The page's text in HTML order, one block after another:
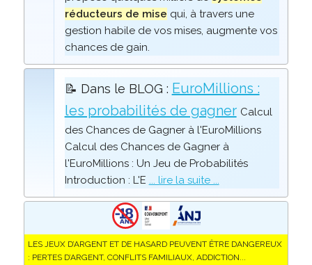
réducteurs de mise qui, à travers une
gestion habile de vos mises, augmente vos
chances de gain.
📝 Dans le BLOG : EuroMillions :
les probabilités de gagner Calcul
des Chances de Gagner à l'EuroMillions
Calcul des Chances de Gagner à
l'EuroMillions : Un Jeu de Probabilités
Introduction : L'E ... lire la suite ...
LES JEUX D’ARGENT ET DE HASARD PEUVENT ÊTRE DANGEREUX
: PERTES D’ARGENT, CONFLITS FAMILIAUX, ADDICTION...